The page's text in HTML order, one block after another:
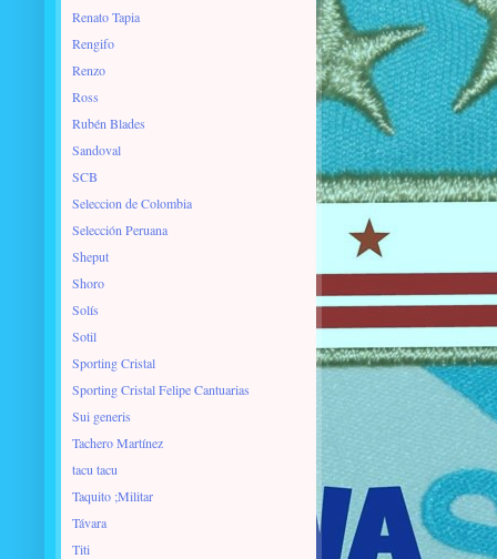
Renato Tapia
Rengifo
Renzo
Ross
Rubén Blades
Sandoval
SCB
Seleccion de Colombia
Selección Peruana
Sheput
Shoro
Solís
Sotil
Sporting Cristal
Sporting Cristal Felipe Cantuarias
Sui generis
Tachero Martínez
tacu tacu
Taquito ;Militar
Távara
Titi